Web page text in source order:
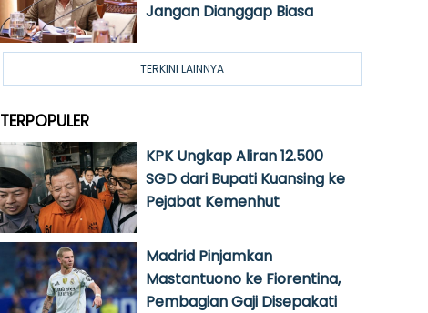
Jangan Dianggap Biasa
TERKINI LAINNYA
TERPOPULER
KPK Ungkap Aliran 12.500
SGD dari Bupati Kuansing ke
Pejabat Kemenhut
Madrid Pinjamkan
Mastantuono ke Fiorentina,
Pembagian Gaji Disepakati